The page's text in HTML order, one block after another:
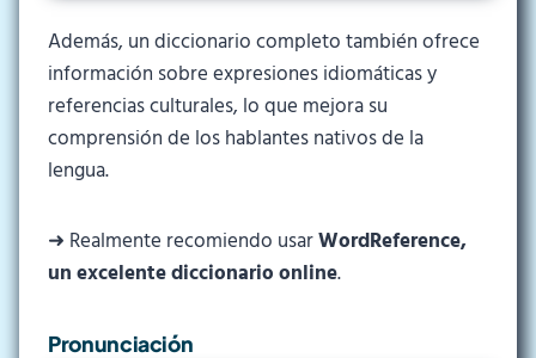
Además, un diccionario completo también ofrece
información sobre expresiones idiomáticas y
referencias culturales, lo que mejora su
comprensión de los hablantes nativos de la
lengua.
➜ Realmente recomiendo usarWordReference,
un excelente diccionario online.
Pronunciación